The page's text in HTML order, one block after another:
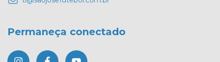
Permaneça conectado